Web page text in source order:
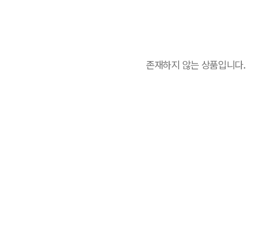
존재하지 않는 상품입니다.